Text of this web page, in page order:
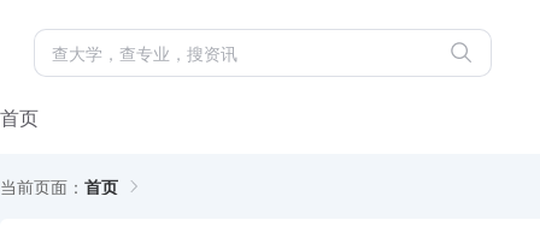
首页
当前页面： 首页